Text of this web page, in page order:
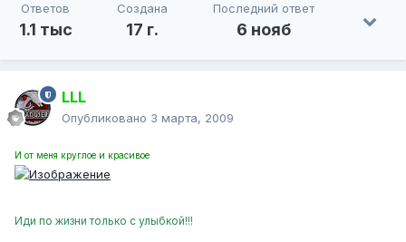
Ответов
1.1 тыс
Создана
17 г.
Последний ответ
6 нояб
LLL
Опубликовано 3 марта, 2009
И от меня круглое и красивое
Иди по жизни только с улыбкой!!!